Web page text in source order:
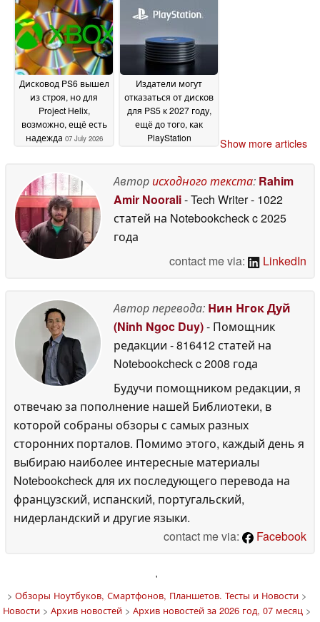
негативной реакции
08 July 2026
заменить
самостоятельно, в то
время как линейка
оригинальных
консолей Switch
снимается с продаж
в Европе
Дисковод PS6 вышел
из строя, но для
Project Helix,
возможно, ещё есть
надежда 07 July 2026
Издатели могут
отказаться от дисков
для PS5 к 2027 году,
ещё до того, как
PlayStation
физических
носителях
Show more articles
Авторисходного текста: Rahim
Amir Noorali- Tech Writer- 1022
статей на Notebookcheckc 2025
года
contact me via:
LinkedIn
Автор перевода: Нин Нгок Дуй
(Ninh Ngoc Duy)- Помощник
редакции - 816412 статей на
Notebookcheckc 2008 года
Будучи помощником редакции, я
отвечаю за пополнение нашей Библиотеки, в
которой собраны обзоры с самых разных
сторонних порталов. Помимо этого, каждый день я
выбираю наиболее интересные материалы
Notebookcheck для их последующего перевода на
французский, испанский, португальский,
нидерландский и другие языки.
contact me via:
Facebook
'
> Обзоры Ноутбуков, Смартфонов, Планшетов. Тесты и Новости>
Новости> Архив новостей> Архив новостей за 2026 год, 07 месяц>